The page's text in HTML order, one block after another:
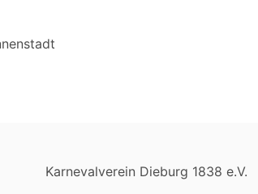
Karnevalverein Dieburg 1838 e.V.